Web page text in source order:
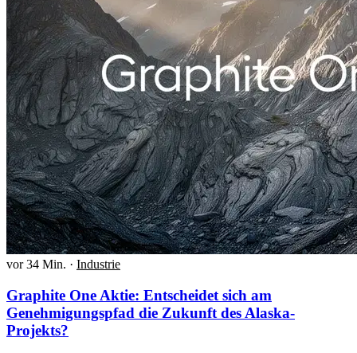
vor 34 Min. · Industrie
Graphite One Aktie: Entscheidet sich am
Genehmigungspfad die Zukunft des Alaska-
Projekts?